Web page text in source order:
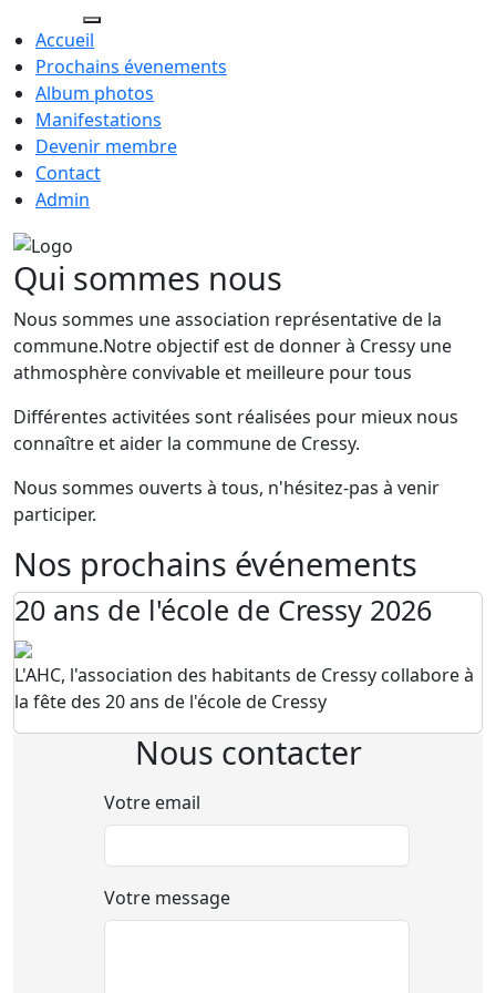
Accueil
Prochains évenements
Album photos
Manifestations
Devenir membre
Contact
Admin
Qui sommes nous
Nous sommes une association représentative de la
commune.Notre objectif est de donner à Cressy une
athmosphère convivable et meilleure pour tous
Différentes activitées sont réalisées pour mieux nous
connaître et aider la commune de Cressy.
Nous sommes ouverts à tous, n'hésitez-pas à venir
participer.
Nos prochains événements
20 ans de l'école de Cressy 2026
L'AHC, l'association des habitants de Cressy collabore à
la fête des 20 ans de l'école de Cressy
Nous contacter
Votre email
Votre message